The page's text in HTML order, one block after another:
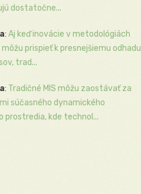
dostatočne...
: Aj keď inovácie v metodológiách
prispieť k presnejšiemu odhadu
trad...
: Tradičné MIS môžu zaostávať za
súčasného dynamického
prostredia, kde technol...